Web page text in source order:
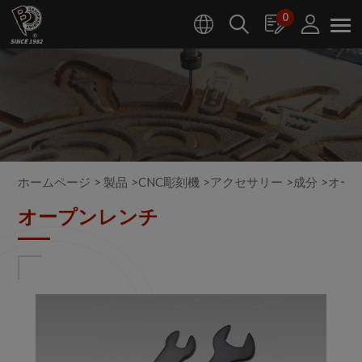
0
ホームページ 製品 CNC彫刻機 アクセサリー 成分 オー
オープンレンチ
クッキー利用の管理について